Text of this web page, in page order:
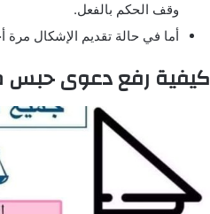
وقف الحكم بالفعل.
أما في حالة تقديم الإشكال
كيفية رفع دعوى حبس